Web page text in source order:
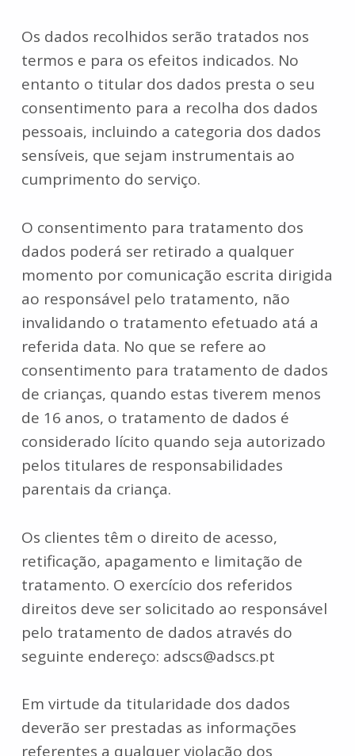
Os dados recolhidos serão tratados nos
termos e para os efeitos indicados. No
entanto o titular dos dados presta o seu
consentimento para a recolha dos dados
pessoais, incluindo a categoria dos dados
sensíveis, que sejam instrumentais ao
cumprimento do serviço.
O consentimento para tratamento dos
dados poderá ser retirado a qualquer
momento por comunicação escrita dirigida
ao responsável pelo tratamento, não
invalidando o tratamento efetuado atá a
referida data. No que se refere ao
consentimento para tratamento de dados
de crianças, quando estas tiverem menos
de 16 anos, o tratamento de dados é
considerado lícito quando seja autorizado
pelos titulares de responsabilidades
parentais da criança.
Os clientes têm o direito de acesso,
retificação, apagamento e limitação de
tratamento. O exercício dos referidos
direitos deve ser solicitado ao responsável
pelo tratamento de dados através do
seguinte endereço: adscs@adscs.pt
Em virtude da titularidade dos dados
deverão ser prestadas as informações
referentes a qualquer violação dos